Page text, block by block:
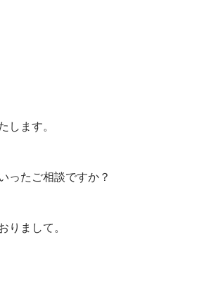
します。
ったご相談ですか？
りまして。